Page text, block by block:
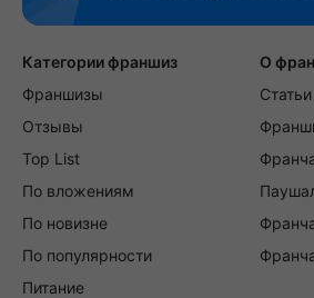
Категории франшиз
Франшизы
Отзывы
Top List
По вложениям
По новизне
По популярности
Питание
О